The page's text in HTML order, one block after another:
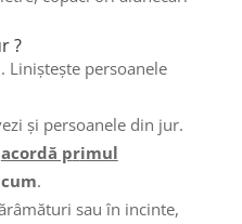
?
. Liniştește persoanele
şi persoanele din jur.
acordă primul
.
sau în incinte,